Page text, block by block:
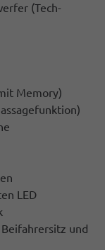
(Tech-
Memory)
LED
und